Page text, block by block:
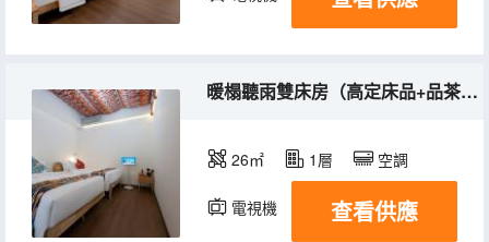
暖榻聽雨雙床房（高定床品+品茶暢談休閒區）
26㎡ 1層 空調
電視機 查看供應